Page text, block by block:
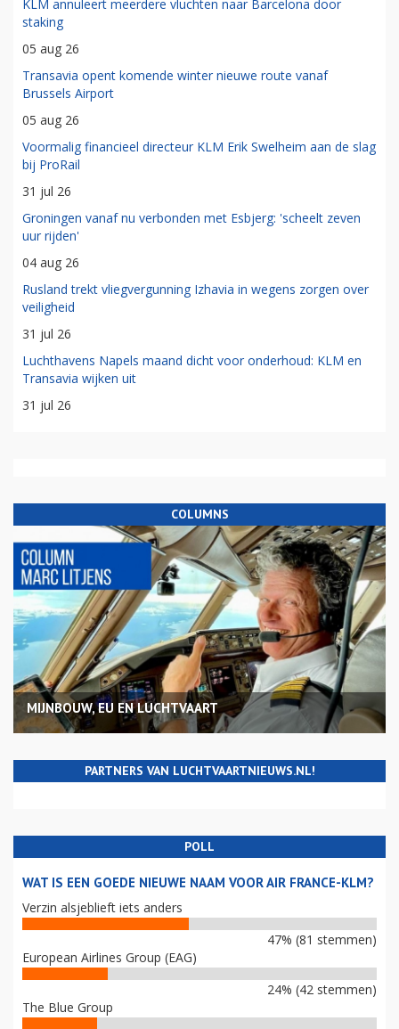
KLM annuleert meerdere vluchten naar Barcelona door
staking
05 aug 26
Transavia opent komende winter nieuwe route vanaf
Brussels Airport
05 aug 26
Voormalig financieel directeur KLM Erik Swelheim aan de slag
bij ProRail
31 jul 26
Groningen vanaf nu verbonden met Esbjerg: 'scheelt zeven
uur rijden'
04 aug 26
Rusland trekt vliegvergunning Izhavia in wegens zorgen over
veiligheid
31 jul 26
Luchthavens Napels maand dicht voor onderhoud: KLM en
Transavia wijken uit
31 jul 26
COLUMNS
MIJNBOUW, EU EN LUCHTVAART
PARTNERS VAN LUCHTVAARTNIEUWS.NL!
POLL
WAT IS EEN GOEDE NIEUWE NAAM VOOR AIR FRANCE-KLM?
Verzin alsjeblieft iets anders
47% (81 stemmen)
European Airlines Group (EAG)
24% (42 stemmen)
The Blue Group